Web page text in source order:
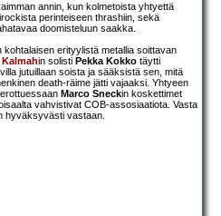
annin, kun kolmetoista yhtyettä
perinteiseen thrashiin, sekä
doomisteluun saakka.
erityylistä metallia soittavan
Kalmahin solisti Pekka Kokko täytti
jutuillaan soista ja sääksistä sen, mitä
death-räime jätti vajaaksi. Yhtyeen
Marco Sneckin koskettimet
vahvistivat COB-assosiaatiota. Vasta
hyväksyvästi vastaan.